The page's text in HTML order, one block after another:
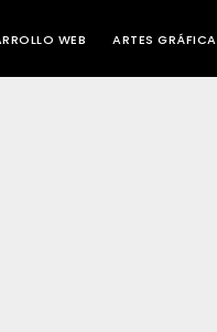
WEB ARTES